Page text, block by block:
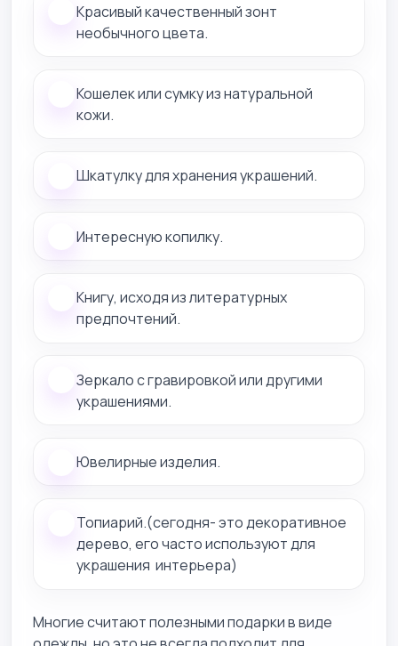
Красивый качественный зонт
необычного цвета.
Кошелек или сумку из натуральной
кожи.
Шкатулку для хранения украшений.
Интересную копилку.
Книгу, исходя из литературных
предпочтений.
Зеркало с гравировкой или другими
украшениями.
Ювелирные изделия.
Топиарий.(сегодня- это декоративное
дерево, его часто используют для
украшения интерьера)
Многие считают полезными подарки в виде